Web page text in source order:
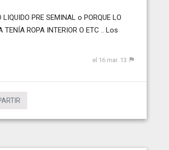
PRE SEMINAL o PORQUE LO
TENÍA ROPA INTERIOR O ETC .. Los
el 16 mar. 13